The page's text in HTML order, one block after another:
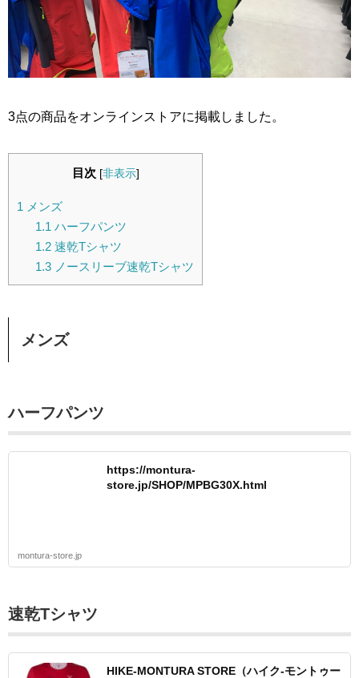
3点の商品をオンラインストアに掲載しました。
目次 [非表示]
1 メンズ
1.1 ハーフパンツ
1.2速乾Tシャツ
1.3ノースリーブ速乾Tシャツ
メンズ
ハーフパンツ
https://montura-
store.jp/SHOP/MPBG30X.html
montura-store.jp
速乾Tシャツ
HIKE-MONTURA STORE（ハイク-モントゥー